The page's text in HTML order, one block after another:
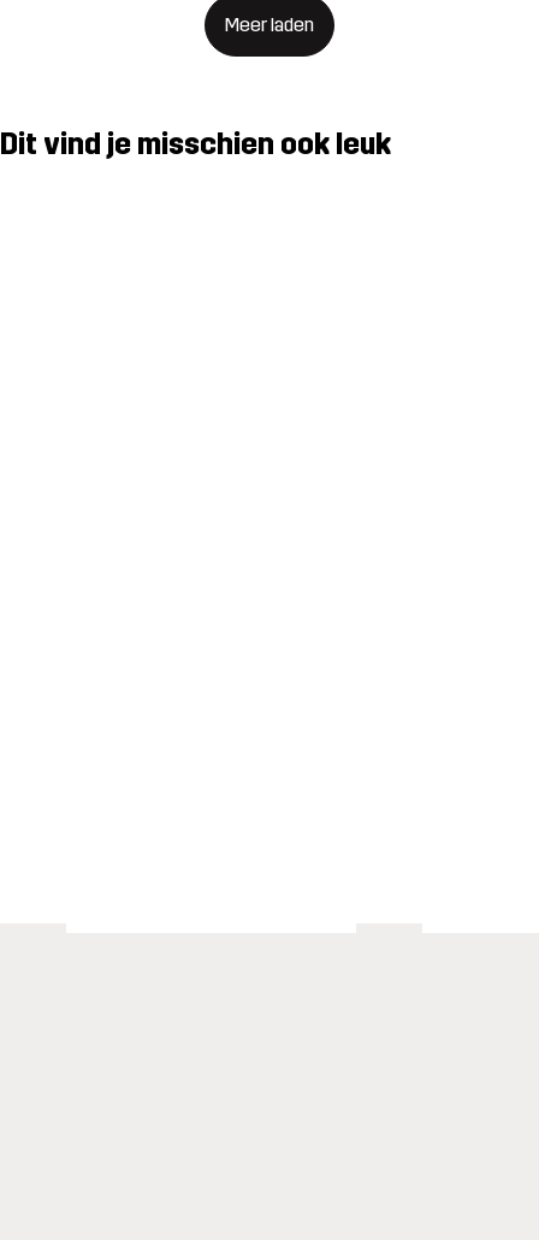
Meer laden
Dit vind je misschien ook leuk